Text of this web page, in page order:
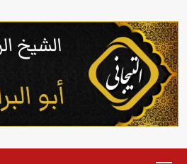
إلى
المحتوى